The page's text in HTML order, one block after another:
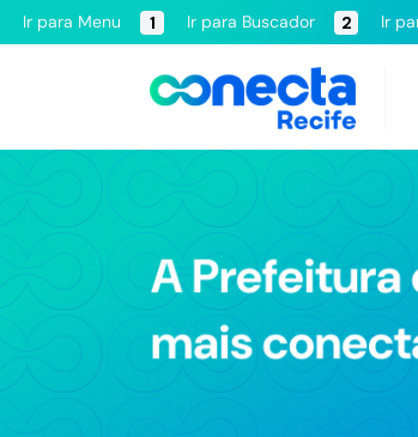
Ir para Menu 1 Ir para Buscador 2 Ir